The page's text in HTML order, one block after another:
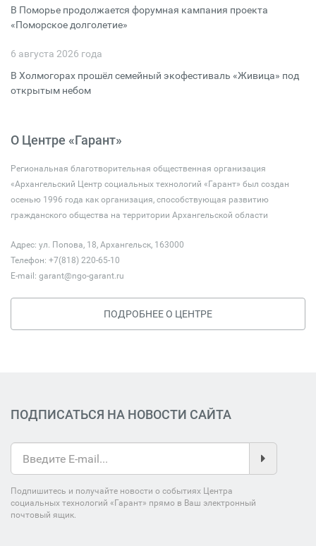
В Поморье продолжается форумная кампания проекта
«Поморское долголетие»
6 августа 2026 года
В Холмогорах прошёл семейный экофестиваль «Живица» под
открытым небом
О Центре «Гарант»
Региональная благотворительная общественная организация
«Архангельский Центр социальных технологий «Гарант» был создан
осенью 1996 года как организация, способствующая развитию
гражданского общества на территории Архангельской области
Адрес: ул. Попова, 18, Архангельск, 163000
Телефон: +7(818) 220-65-10
E-mail: garant@ngo-garant.ru
ПОДРОБНЕЕ О ЦЕНТРЕ
ПОДПИСАТЬСЯ НА НОВОСТИ САЙТА
Подпишитесь и получайте новости о событиях Центра
социальных технологий «Гарант» прямо в Ваш электронный
почтовый ящик.